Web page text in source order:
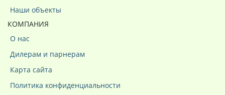
Наши объекты
КОМПАНИЯ
О нас
Дилерам и парнерам
Карта сайта
Политика конфиденциальности